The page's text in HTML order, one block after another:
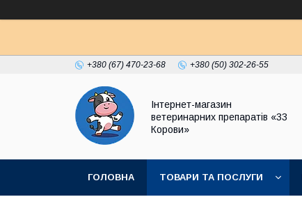
+380 (67) 470-23-68 +380 (50) 302-26-55
Інтернет-магазин
ветеринарних препаратів «33
Корови»
ГОЛОВНА ТОВАРИ ТА ПОСЛУГИ